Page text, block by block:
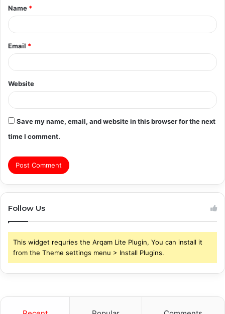
*
Name *
Email *
Website
Save my name, email, and website in this browser for the next
time I comment.
Follow Us
This widget requries the Arqam Lite Plugin, You can install it
from the Theme settings menu > Install Plugins.